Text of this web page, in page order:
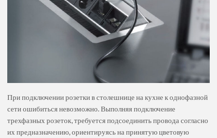
При подключении розетки в столешнице на кухне к однофазной
сети ошибиться невозможно. Выполняя подключение
трехфазных розеток, требуется подсоединить провода согласно
их предназначению, ориентируясь на принятую цветовую